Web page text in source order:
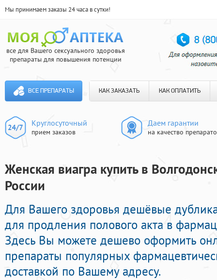
Мы принимаем заказы 24 часа в сутки!
все для Вашего сексуального здоровья
препараты для повышения потенции
ВСЕ ПРЕПАРАТЫ КАК ЗАКАЗАТЬ КАК ОПЛАТИТЬ
Круглосуточный
прием заказов
Даем гарантии
на качество
Женская виагра купить в
России
Для Вашего здоровья дешёвые
для продления полового акта в
Здесь Вы можете дешево оформить
препараты популярных
доставкой по Вашему адресу.